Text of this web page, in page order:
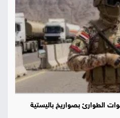
الطوارئ بصواريخ باليستية